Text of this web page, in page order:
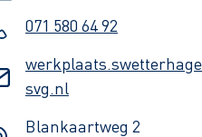
071 580 64 92
svg.nl
Blankaartweg 2